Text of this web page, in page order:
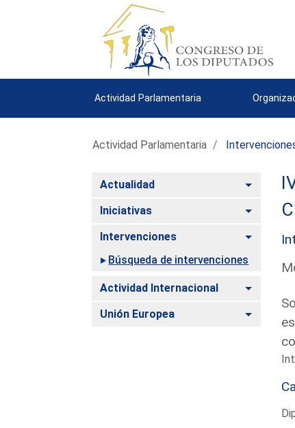
Actividad Parlamentaria
Actividad Parlamentaria
Actualidad Alternar
Iniciativas Alternar
Intervenciones
Alternar
Búsqueda de intervenciones
Actividad Internacional Alternar
Unión Europea Alternar